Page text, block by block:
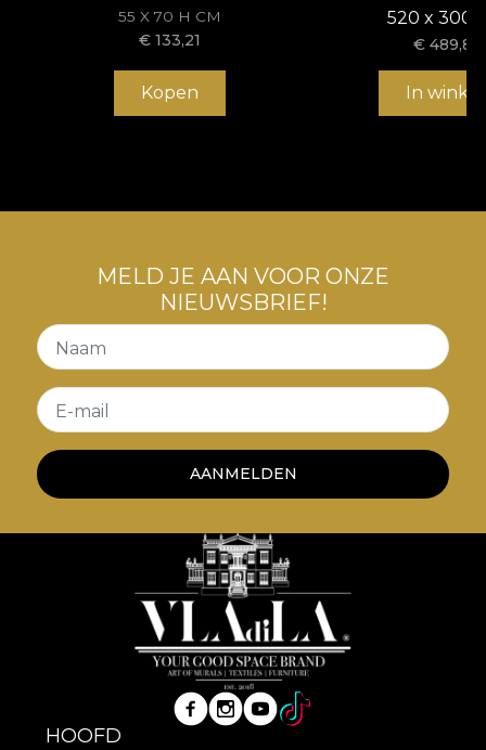
kronkelende marmerlijnen en verfspatten die
ogenschijnlijk op doek zijn geplaatst.
55 X 70 H CM
€ 133,21
Kopen
520 x 300
€489,83
In
MELD JE AAN VOOR ONZE
NIEUWSBRIEF!
Naam
E-mail
AANMELDEN
HOOFD